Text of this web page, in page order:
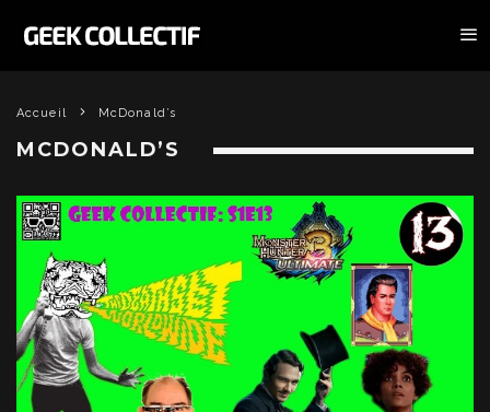
Accueil McDonald’s
MCDONALD’S